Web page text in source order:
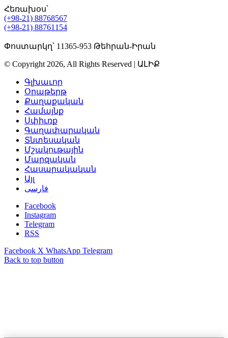
Հեռախօս՝
(+98-21) 88768567
(+98-21) 88761154
Փոստարկղ՝ 11365-953 Թեհրան-Իրան
© Copyright 2026, All Rights Reserved | ԱԼԻՔ
Գլխաւոր
Օրաթերթ
Քաղաքական
Համայնք
Սփիւռք
Գաղափարական
Տնտեսական
Մշակութային
Մարզական
Հասարակական
Այլ
فارسی
Facebook
Instagram
Telegram
RSS
Facebook X WhatsApp Telegram
Back to top button